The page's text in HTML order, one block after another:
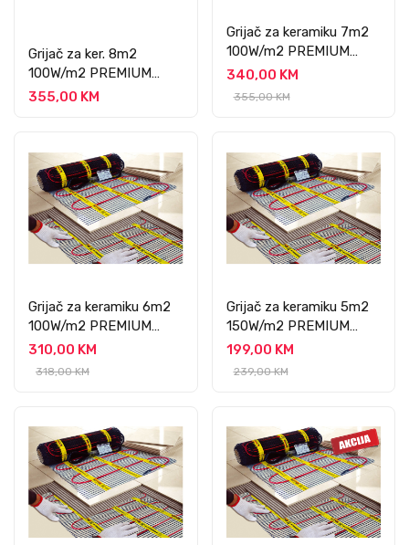
Grijač za ker. 8m2
100W/m2 PREMIUM
PROFESSIONAL
355,00 KM
Grijač za keramiku 7m2
100W/m2 PREMIUM
PROFESSIONAL
340,00 KM
355,00 KM
Grijač za keramiku 6m2
100W/m2 PREMIUM
PROFESSIONAL
310,00 KM
318,00 KM
Grijač za keramiku 5m2
150W/m2 PREMIUM
PROFESSIONAL
199,00 KM
239,00 KM